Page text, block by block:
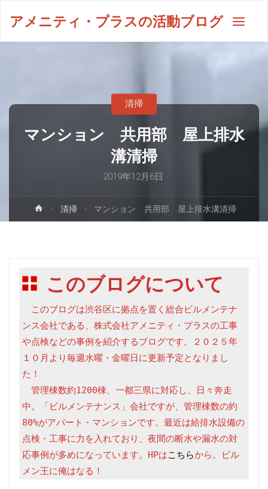
アメニティ・プラスの活動ブログ
マンション 共用部 屋上排水
溝清掃
2019年12月6日
清掃
清掃 マンション 共用部 屋上排水溝清掃
このブログについて
このブログは渋谷区に拠点を置く総合ビルメンテナ
ンス会社である、株式会社アメニティ・プラスの工事
や点検などの事例を紹介するブログです。２０２５年
１０月より毎週水曜・金曜日に更新予定となりまし
た！
管理棟数約1200棟、一都三県に対応し、日々奔走
中。「ビルメンテナンス」会社ですが、管理棟数の約
80%がアパート・マンションです。最近は給排水設備の
点検・工事に力を入れており、夜間の断水や漏水の対
応事例が多めになっています。HPはこちらから。ビル
メン王に俺はなる！